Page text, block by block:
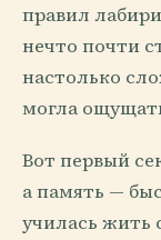
правил
нечто почти
настолько
могла
Вот первый
а память —
училась жить